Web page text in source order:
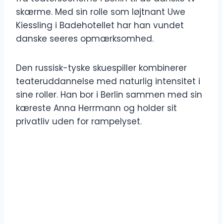
skærme. Med sin rolle som løjtnant Uwe
Kiessling i Badehotellet har han vundet
danske seeres opmærksomhed.
Den russisk-tyske skuespiller kombinerer
teateruddannelse med naturlig intensitet i
sine roller. Han bor i Berlin sammen med sin
kæreste Anna Herrmann og holder sit
privatliv uden for rampelyset.